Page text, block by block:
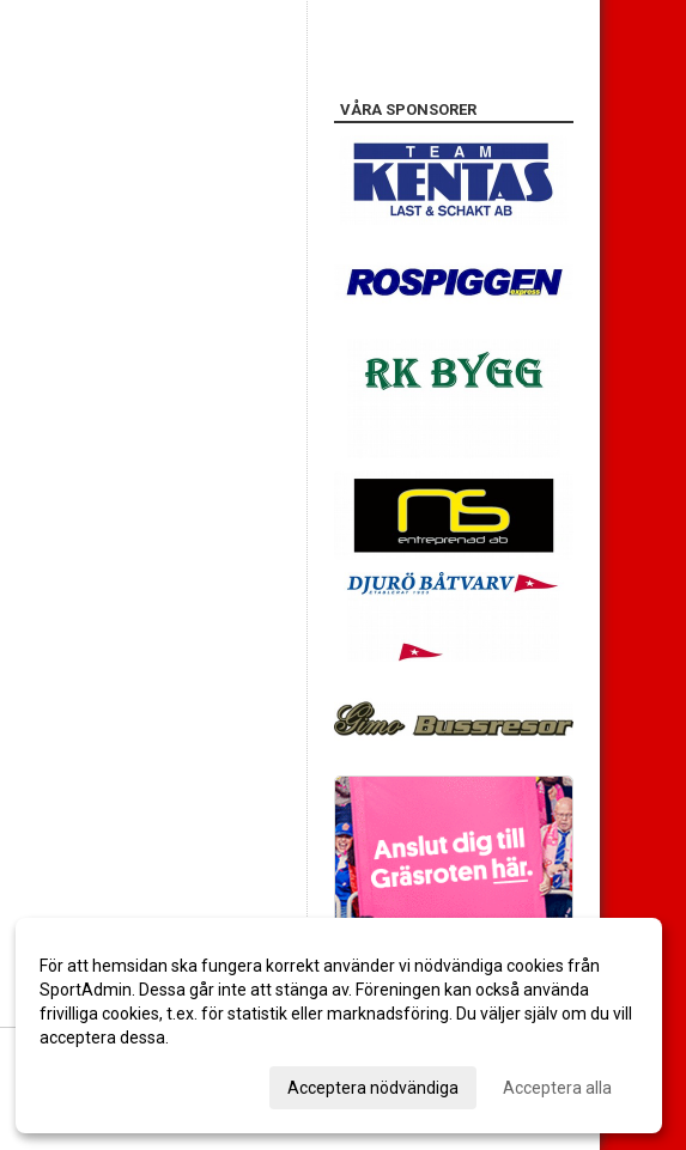
VÅRA SPONSORER
För att hemsidan ska fungera korrekt använder vi nödvändiga cookies från
SportAdmin. Dessa går inte att stänga av. Föreningen kan också använda
frivilliga cookies, t.ex. för statistik eller marknadsföring. Du väljer själv om du vill
acceptera dessa.
Acceptera nödvändiga Acceptera alla